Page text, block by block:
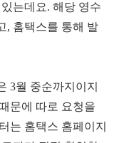
는데요. 해당 영수
, 홈택스를 통해 발
3월 중순까지이지
문에 따로 요청을
는 홈택스 홈페이지